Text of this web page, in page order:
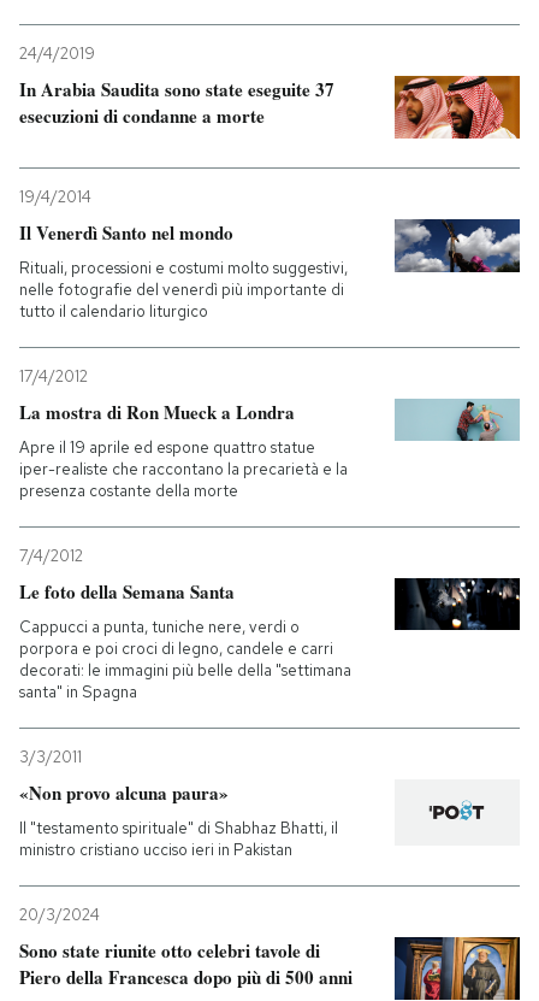
AREA PERSONALE
24/4/2019
In Arabia Saudita sono state eseguite 37
esecuzioni di condanne a morte
19/4/2014
Il Venerdì Santo nel mondo
Rituali, processioni e costumi molto suggestivi,
nelle fotografie del venerdì più importante di
tutto il calendario liturgico
17/4/2012
La mostra di Ron Mueck a Londra
Apre il 19 aprile ed espone quattro statue
iper-realiste che raccontano la precarietà e la
presenza costante della morte
7/4/2012
Le foto della Semana Santa
Cappucci a punta, tuniche nere, verdi o
porpora e poi croci di legno, candele e carri
decorati: le immagini più belle della "settimana
santa" in Spagna
3/3/2011
«Non provo alcuna paura»
Il "testamento spirituale" di Shabhaz Bhatti, il
ministro cristiano ucciso ieri in Pakistan
20/3/2024
Sono state riunite otto celebri tavole di
Piero della Francesca dopo più di 500 anni